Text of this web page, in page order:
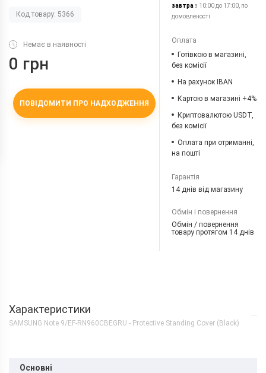
Код товару: 5366
Немає в наявності
0 грн
ПОВІДОМИТИ ПРО НАДХОДЖЕННЯ
завтраз 10:00 до 17:00, по
домовленості
Оплата
Готівкою в магазині,
без комісії
На рахунок IBAN
Картою в магазині +4%
Криптовалютою USDT,
без комісії
Оплата при отриманні,
на пошті
Гарантія
14 днів від магазину
Обмін і повернення
Обмін / повернення
товару протягом 14 днів
Характеристики
SAMSUNG Note 9/EF-RN960CBEGRU - Protective Standing Cover (Black)
Основні